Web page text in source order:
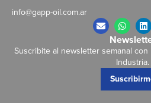
info@gapp-oil.com.ar
Suscribite al newsletter semanal
Industria.